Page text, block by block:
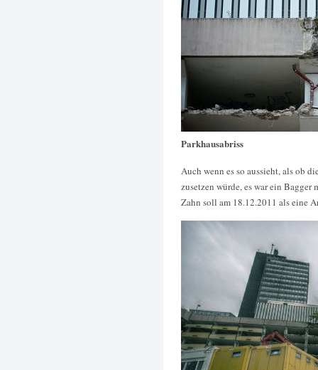
Parkhausabriss
Auch wenn es so aussieht, als ob
zusetzen würde, es war ein
Zahn soll am 18.12.2011 als eine